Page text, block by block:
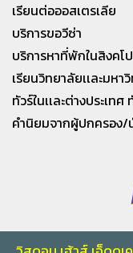
เรียนต่อออสเตรเลีย
บริการขอวีซ่า
บริการหาที่พักในสิงคโ
เรียนวิทยาลัยเเละมหา
ทัวร์ในเเละต่างประเท
คำนิยมจากผู้ปกครอง/